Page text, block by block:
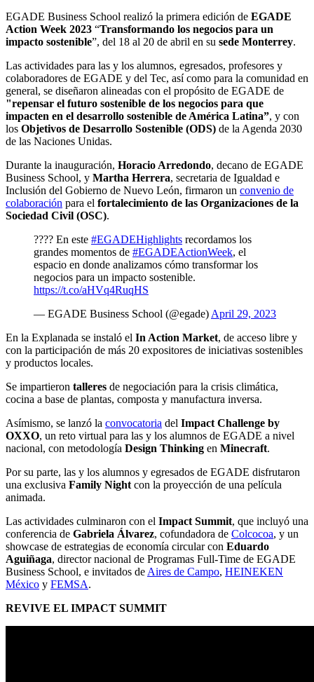
EGADE Business School realizó la primera edición de EGADE
Action Week 2023 “Transformando los negocios para un
impacto sostenible”, del 18 al 20 de abril en su sede Monterrey.
Las actividades para las y los alumnos, egresados, profesores y
colaboradores de EGADE y del Tec, así como para la comunidad en
general, se diseñaron alineadas con el propósito de EGADE de
"repensar el futuro sostenible de los negocios para que
impacten en el desarrollo sostenible de América Latina”, y con
los Objetivos de Desarrollo Sostenible (ODS) de la Agenda 2030
de las Naciones Unidas.
Durante la inauguración, Horacio Arredondo, decano de EGADE
Business School, y Martha Herrera, secretaria de Igualdad e
Inclusión del Gobierno de Nuevo León, firmaron un convenio de
colaboración para el fortalecimiento de las Organizaciones de la
Sociedad Civil (OSC).
???? En este #EGADEHighlights recordamos los
grandes momentos de #EGADEActionWeek, el
espacio en donde analizamos cómo transformar los
negocios para un impacto sostenible.
https://t.co/aHVq4RuqHS
— EGADE Business School (@egade)April 29, 2023
En la Explanada se instaló el In Action Market, de acceso libre y
con la participación de más 20 expositores de iniciativas sostenibles
y productos locales.
Se impartieron talleres de negociación para la crisis climática,
cocina a base de plantas, composta y manufactura inversa.
Asímismo, se lanzó la convocatoria del Impact Challenge by
OXXO, un reto virtual para las y los alumnos de EGADE a nivel
nacional, con metodología Design Thinking en Minecraft.
Por su parte, las y los alumnos y egresados de EGADE disfrutaron
una exclusiva Family Nightcon la proyección de una película
animada.
Las actividades culminaron con el Impact Summit, que incluyó una
conferencia de Gabriela Álvarez, cofundadora de Colcocoa, y un
showcase de estrategias de economía circular con Eduardo
Aguiñaga, director nacional de Programas Full-Time de EGADE
Business School, e invitados deAires de Campo, HEINEKEN
México y FEMSA.
REVIVE EL IMPACT SUMMIT